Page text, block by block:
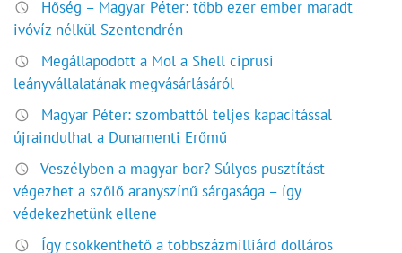
Hőség – Magyar Péter: több ezer ember maradt
ivóvíz nélkül Szentendrén
Megállapodott a Mol a Shell ciprusi
leányvállalatának megvásárlásáról
Magyar Péter: szombattól teljes kapacitással
újraindulhat a Dunamenti Erőmű
Veszélyben a magyar bor? Súlyos pusztítást
végezhet a szőlő aranyszínű sárgasága – így
védekezhetünk ellene
Így csökkenthető a többszázmilliárd dolláros